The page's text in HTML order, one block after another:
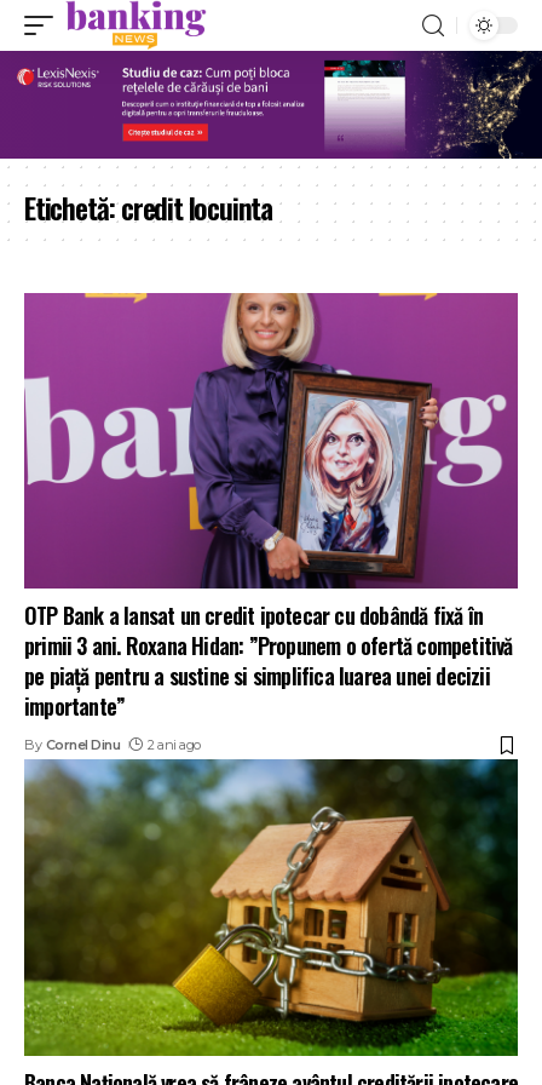
Etichetă:credit locuinta
OTP Bank a lansat un credit ipotecar cu dobândă fixă în
primii 3 ani. Roxana Hidan: ”Propunem o ofertă competitivă
pe piață pentru a sustine si simplifica luarea unei decizii
importante”
By Cornel Dinu 2 ani ago